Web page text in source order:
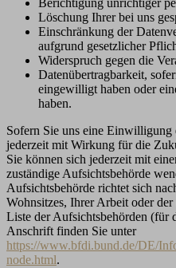
Berichtigung unrichtiger
Löschung Ihrer bei uns
Einschränkung der
aufgrund gesetzlicher
Widerspruch gegen die
Datenübertragbarkeit,
eingewilligt haben oder
haben.
Sofern Sie uns eine Einwilligung
jederzeit mit Wirkung für die
Sie können sich jederzeit mit
zuständige Aufsichtsbehörde
Aufsichtsbehörde richtet sich
Wohnsitzes, Ihrer Arbeit oder
Liste der Aufsichtsbehörden (für
Anschrift finden Sie unter
https://www.bfdi.bund.de/DE/
node.html.